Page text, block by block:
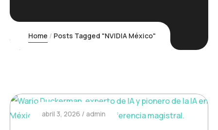
Home Posts Tagged "NVIDIA México"
abril 3, 2026 admin